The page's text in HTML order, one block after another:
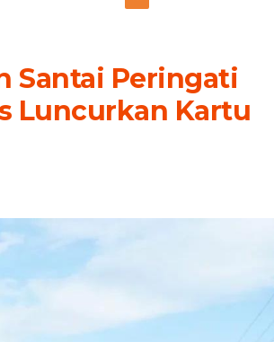
Santai Peringati
Luncurkan Kartu